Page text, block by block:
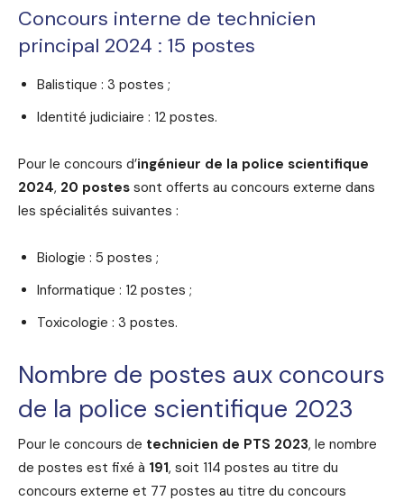
Concours interne de technicien
principal 2024 : 15 postes
Balistique : 3 postes ;
Identité judiciaire : 12 postes.
Pour le concours d’ingénieur de la police scientifique
2024, 20 postes sont offerts au concours externe dans
les spécialités suivantes :
Biologie : 5 postes ;
Informatique : 12 postes ;
Toxicologie : 3 postes.
Nombre de postes aux concours
de la police scientifique 2023
Pour le concours de technicien de PTS 2023, le nombre
de postes est fixé à 191, soit 114 postes au titre du
concours externe et 77 postes au titre du concours